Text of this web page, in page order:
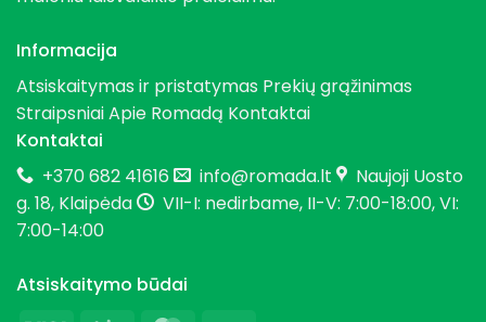
Informacija
Atsiskaitymas ir pristatymas Prekių grąžinimas
StraipsniaiApie Romadą Kontaktai
Kontaktai
+370 682 41616
info@romada.lt
Naujoji Uosto
g. 18, Klaipėda
VII-I: nedirbame, II-V: 7:00-18:00, VI:
7:00-14:00
Atsiskaitymo būdai